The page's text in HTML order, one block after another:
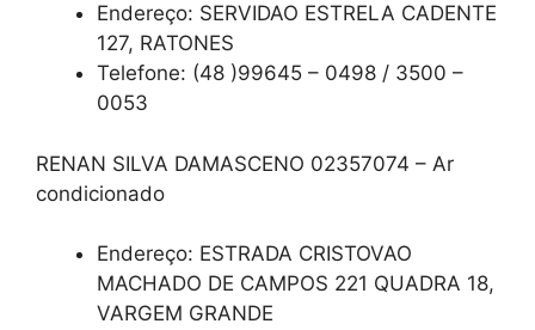
Endereço: SERVIDAO ESTRELA CADENTE
127, RATONES
Telefone: (48 )99645 – 0498 / 3500 –
0053
RENAN SILVA DAMASCENO 02357074 – Ar
condicionado
Endereço: ESTRADA CRISTOVAO
MACHADO DE CAMPOS 221 QUADRA 18,
VARGEM GRANDE